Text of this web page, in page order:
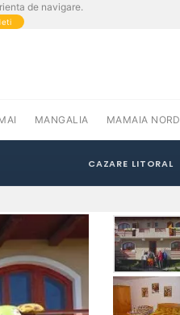
de navigare.
MANGALIA MAMAIA NORD
CAZARE LITORAL